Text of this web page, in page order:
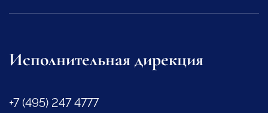
Исполнительная дирекция
+7 (495) 247 4777